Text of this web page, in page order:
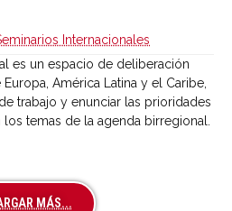
Internacionales
es un espacio de deliberación
América Latina y el Caribe,
trabajo y enunciar las prioridades
temas de la agenda birregional.
MÁS...